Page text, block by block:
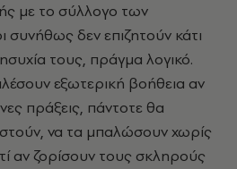
με το σύλλογο των
συνήθως δεν επιζητούν κάτι
τους, πράγμα λογικό.
εξωτερική βοήθεια αν
πράξεις, πάντοτε θα
να τα μπαλώσουν χωρίς
αν ζορίσουν τους σκληρούς